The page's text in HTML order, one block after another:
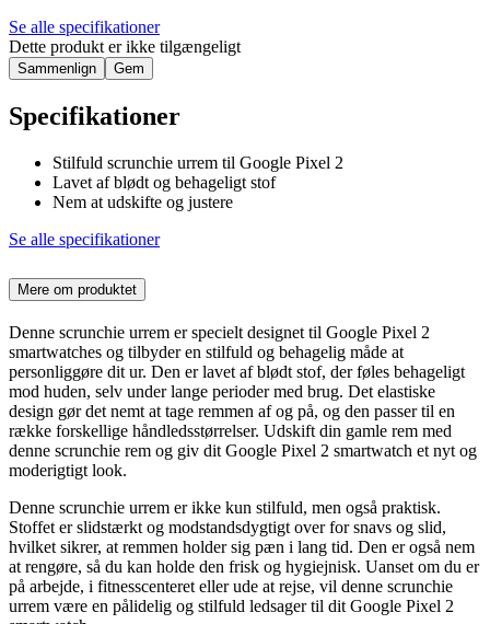
Se alle specifikationer
Dette produkt er ikke tilgængeligt
Sammenlign Gem
Specifikationer
Stilfuld scrunchie urrem til Google Pixel 2
Lavet af blødt og behageligt stof
Nem at udskifte og justere
Se alle specifikationer
Mere om produktet
Denne scrunchie urrem er specielt designet til Google Pixel 2
smartwatches og tilbyder en stilfuld og behagelig måde at
personliggøre dit ur. Den er lavet af blødt stof, der føles behageligt
mod huden, selv under lange perioder med brug. Det elastiske
design gør det nemt at tage remmen af og på, og den passer til en
række forskellige håndledsstørrelser. Udskift din gamle rem med
denne scrunchie rem og giv dit Google Pixel 2 smartwatch et nyt og
moderigtigt look.
Denne scrunchie urrem er ikke kun stilfuld, men også praktisk.
Stoffet er slidstærkt og modstandsdygtigt over for snavs og slid,
hvilket sikrer, at remmen holder sig pæn i lang tid. Den er også nem
at rengøre, så du kan holde den frisk og hygiejnisk. Uanset om du er
på arbejde, i fitnesscenteret eller ude at rejse, vil denne scrunchie
urrem være en pålidelig og stilfuld ledsager til dit Google Pixel 2